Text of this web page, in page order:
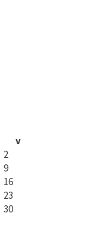
v
2
9
16
23
30